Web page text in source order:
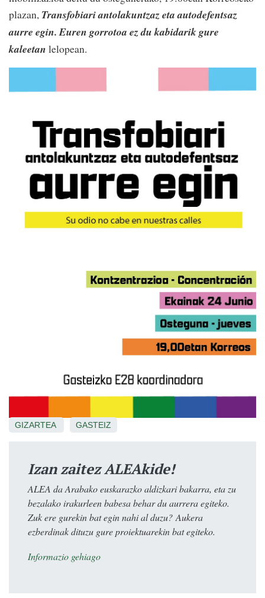
plazan, Transfobiari antolakuntzaz eta autodefentsaz
aurre egin. Euren gorrotoa ez du kabidarik gure
kaleetan lelopean.
GIZARTEA GASTEIZ
Izan zaitez ALEAkide!
ALEA da Arabako euskarazko aldizkari bakarra, eta zu
bezalako irakurleen babesa behar du aurrera egiteko.
Zuk ere gurekin bat egin nahi al duzu? Aukera
ezberdinak dituzu gure proiektuarekin bat egiteko.
Informazio gehiago